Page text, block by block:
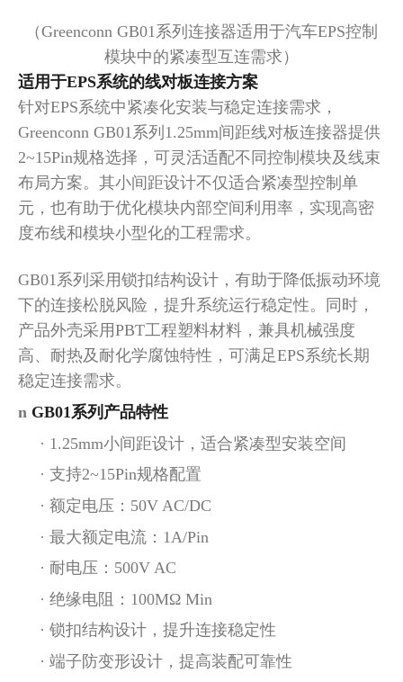
（Greenconn GB01系列连接器适用于汽车EPS控制
模块中的紧凑型互连需求）
适用于EPS系统的线对板连接方案
针对EPS系统中紧凑化安装与稳定连接需求，
Greenconn GB01系列1.25mm间距线对板连接器提供
2~15Pin规格选择，可灵活适配不同控制模块及线束
布局方案。其小间距设计不仅适合紧凑型控制单
元，也有助于优化模块内部空间利用率，实现高密
度布线和模块小型化的工程需求。
GB01系列采用锁扣结构设计，有助于降低振动环境
下的连接松脱风险，提升系统运行稳定性。同时，
产品外壳采用PBT工程塑料材料，兼具机械强度
高、耐热及耐化学腐蚀特性，可满足EPS系统长期
稳定连接需求。
n GB01系列 产品特性
· 1.25mm小间距设计，适合紧凑型安装空间
· 支持2~15Pin规格配置
· 额定电压： 50V AC/DC
· 最大额定电流： 1A/Pin
· 耐电压： 500V AC
· 绝缘电阻： 100MΩ Min
· 锁扣结构设计，提升连接稳定性
· 端子防变形设计，提高装配可靠性